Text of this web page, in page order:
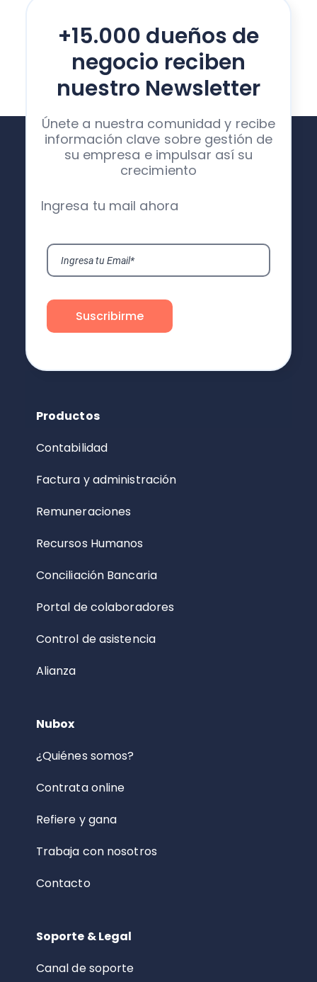
+15.000 dueños de
negocio reciben
nuestro Newsletter
Únete a nuestra comunidad y recibe
información clave sobre gestión de
su empresa e impulsar así su
crecimiento
Ingresa tu mail ahora
Productos
Contabilidad
Factura y administración
Remuneraciones
Recursos Humanos
Conciliación Bancaria
Portal de colaboradores
Control de asistencia
Alianza
Nubox
¿Quiénes somos?
Contrata online
Refiere y gana
Trabaja con nosotros
Contacto
Soporte & Legal
Canal de soporte